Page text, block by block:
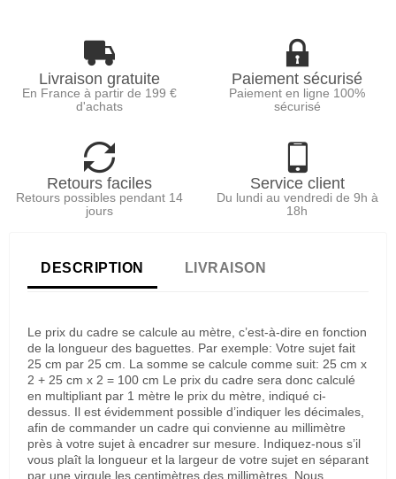
Livraison gratuite
En France à partir de 199 €
d'achats
Paiement sécurisé
Paiement en ligne 100%
sécurisé
Retours faciles
Retours possibles pendant 14
jours
Service client
Du lundi au vendredi de 9h à
18h
DESCRIPTION LIVRAISON
Le prix du cadre se calcule au mètre, c’est-à-dire en fonction
de la longueur des baguettes. Par exemple: Votre sujet fait
25 cm par 25 cm. La somme se calcule comme suit: 25 cm x
2 + 25 cm x 2 = 100 cm Le prix du cadre sera donc calculé
en multipliant par 1 mètre le prix du mètre, indiqué ci-
dessus. Il est évidemment possible d’indiquer les décimales,
afin de commander un cadre qui convienne au millimètre
près à votre sujet à encadrer sur mesure. Indiquez-nous s’il
vous plaît la longueur et la largeur de votre sujet en séparant
par une virgule les centimètres des millimètres. Nous